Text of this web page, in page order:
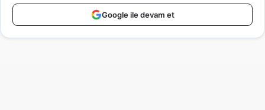
Google ile devam et